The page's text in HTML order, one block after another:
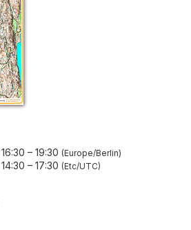
– 19:30 Europe/Berlin
– 17:30 Etc/UTC